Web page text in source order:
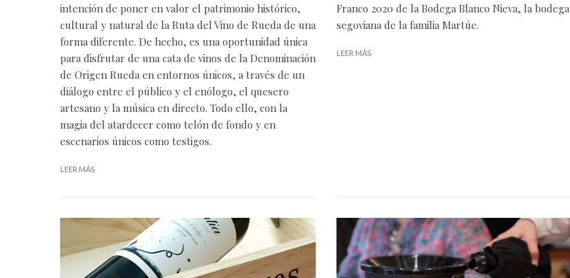
intención de poner en valor el patrimonio histórico,
cultural y natural de la Ruta del Vino de Rueda de una
forma diferente. De hecho, es una oportunidad única
para disfrutar de una cata de vinos de la Denominación
de Origen Rueda en entornos únicos, a través de un
diálogo entre el público y el enólogo, el quesero
artesano y la música en directo. Todo ello, con la
magia del atardecer como telón de fondo y en
escenarios únicos como testigos.
LEER MÁS
Franco 2020 de la Bodega Blanco Nieva, la bodega
segoviana de la familia Martúe.
LEER MÁS